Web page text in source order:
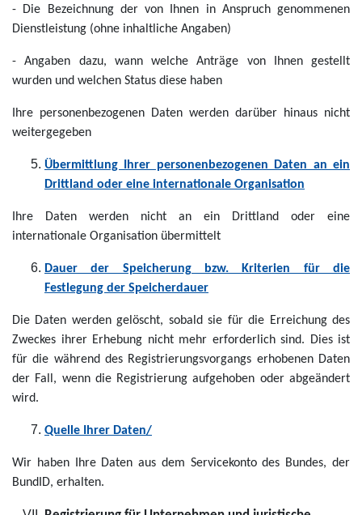
- Die Bezeichnung der von Ihnen in Anspruch genommenen
Dienstleistung (ohne inhaltliche Angaben)
- Angaben dazu, wann welche Anträge von Ihnen gestellt
wurden und welchen Status diese haben
Ihre personenbezogenen Daten werden darüber hinaus nicht
weitergegeben
Übermittlung Ihrer personenbezogenen Daten an ein
Drittland oder eine internationale Organisation
Ihre Daten werden nicht an ein Drittland oder eine
internationale Organisation übermittelt
Dauer der Speicherung bzw. Kriterien für die
Festlegung der Speicherdauer
Die Daten werden gelöscht, sobald sie für die Erreichung des
Zweckes ihrer Erhebung nicht mehr erforderlich sind. Dies ist
für die während des Registrierungsvorgangs erhobenen Daten
der Fall, wenn die Registrierung aufgehoben oder abgeändert
wird.
Quelle Ihrer Daten/
Wir haben Ihre Daten aus dem Servicekonto des Bundes, der
BundID, erhalten.